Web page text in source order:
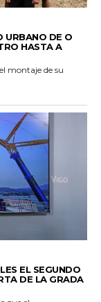
URBANO DE O
HASTA A
montaje de su
EL SEGUNDO
DE LA GRADA